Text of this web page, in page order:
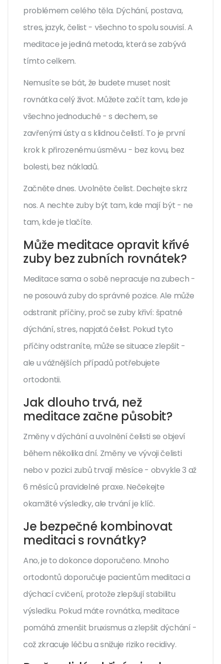
problémem celého těla. Dýchání, postava,
stres, jazyk, čelist - všechno to spolu souvisí. A
meditace je jediná metoda, která se zabývá
tímto celkem.
Nemusíte se bát, že budete muset nosit
rovnátka celý život. Můžete začít tam, kde je
všechno jednoduché - s dechem, se
zavřenými ústy a s klidnou čelistí. To je první
krok k přirozenému úsměvu - bez kovu, bez
bolesti, bez nákladů.
Začněte dnes. Uvolněte čelist. Dechejte skrz
nos. A nechte zuby být tam, kde mají být - ne
tam, kde je tlačíte.
Může meditace opravit křivé
zuby bez zubních rovnátek?
Meditace sama o sobě nepracuje na zubech -
ne posouvá zuby do správné pozice. Ale může
odstranit příčiny, proč se zuby křiví: špatné
dýchání, stres, napjatá čelist. Pokud tyto
příčiny odstraníte, může se situace zlepšit -
ale u vážnějších případů potřebujete
ortodontii.
Jak dlouho trvá, než
meditace začne působit?
Změny v dýchání a uvolnění čelisti se objeví
během několika dní. Změny ve vývoji čelisti
nebo v pozici zubů trvají měsíce - obvykle 3 až
6 měsíců pravidelné praxe. Nečekejte
okamžité výsledky, ale trvání je klíč.
Je bezpečné kombinovat
meditaci s rovnátky?
Ano, je to dokonce doporučeno. Mnoho
ortodontů doporučuje pacientům meditaci a
dýchací cvičení, protože zlepšují stabilitu
výsledku. Pokud máte rovnátka, meditace
pomáhá zmenšit bruxismus a zlepšit dýchání -
což zkracuje léčbu a snižuje riziko recidivy.